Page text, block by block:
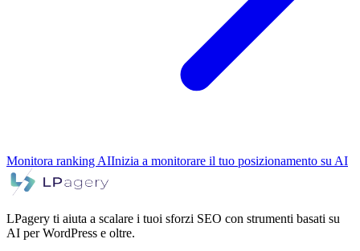
Monitora ranking AIInizia a monitorare il tuo posizionamento su AI
LPagery ti aiuta a scalare i tuoi sforzi SEO con strumenti basati su
AI per WordPress e oltre.